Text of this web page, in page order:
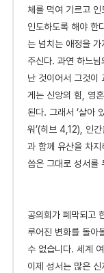
체를 먹여 기르고
인도하도록 해야 한
는 넘치는 애정을
주신다. 과연 하느
난 것이어서 그것이
게는 신앙의 힘, 영
된다. 그래서 ‘살아
워’(히브 4,12), 인
과 함께 유산을 차
씀은 그대로 성서를
공의회가 폐막되고
루어진 변화를 돌아
수 없습니다. 세계
이제 성서는 많은